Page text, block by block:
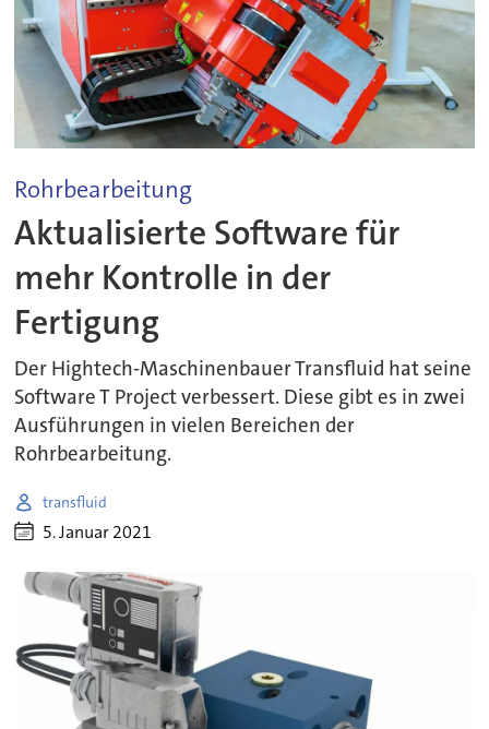
Rohrbearbeitung
Aktualisierte Software für
mehr Kontrolle in der
Fertigung
Der Hightech-Maschinenbauer Transfluid hat seine
Software T Project verbessert. Diese gibt es in zwei
Ausführungen in vielen Bereichen der
Rohrbearbeitung.
transfluid
5. Januar 2021